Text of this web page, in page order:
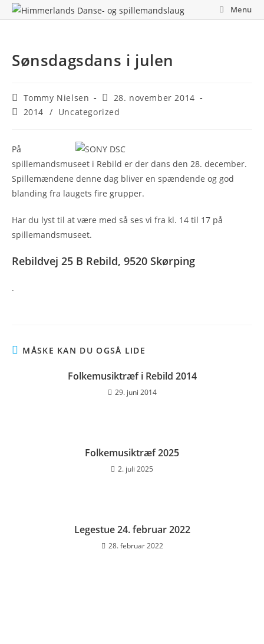
Skip
to
Menu
Sønsdagsdans i julen
Post
author:
Tommy Nielsen
Post
published:
28. november 2014
Post2014 / Uncategorized
På
spillemandsmuseet i Rebild er der dans den 28. december.
Spillemændene denne dag bliver en spændende og god
blanding fra laugets fire grupper.
Har du lyst til at være med så ses vi fra kl. 14 til 17 på
spillemandsmuseet.
Rebildvej 25 B Rebild, 9520 Skørping
.
MÅSKE KAN DU OGSÅ LIDE
Folkemusiktræf i Rebild 2014
29. juni 2014
Folkemusiktræf 2025
2. juli 2025
Legestue 24. februar 2022
28. februar 2022